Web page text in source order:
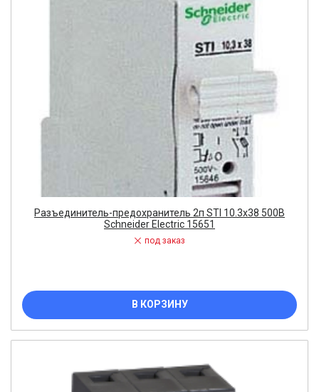
Разъединитель-предохранитель 2п STI 10.3х38 500В
Schneider Electric 15651
под заказ
В КОРЗИНУ